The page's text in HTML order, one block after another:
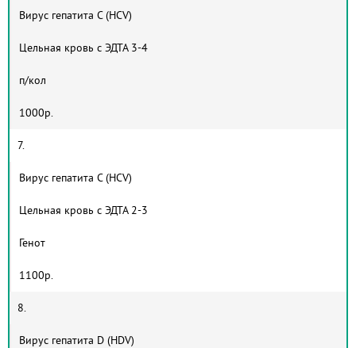
Вирус гепатита С (HCV)
Цельная кровь с ЭДТА 3-4
п/кол
1000р.
7.
Вирус гепатита С (HCV)
Цельная кровь с ЭДТА 2-3
Генот
1100р.
8.
Вирус гепатита D (HDV)